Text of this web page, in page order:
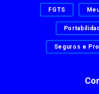
FGTS
Seguros e